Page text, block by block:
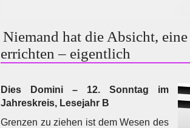
Niemand hat die Absicht,
errichten – eigentlich
Dies Domini – 12. Sonntag im
Jahreskreis, Lesejahr B
Grenzen zu ziehen ist dem Wesen des